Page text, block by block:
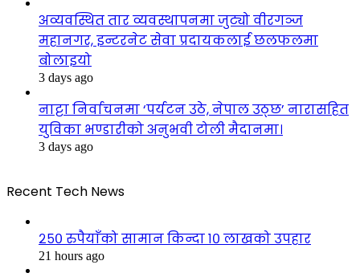
अव्यवस्थित तार व्यवस्थापनमा जुट्यो वीरगञ्ज
महानगर, इन्टरनेट सेवा प्रदायकलाई छलफलमा
बोलाइयो
3 days ago
नाट्टा निर्वाचनमा ‘पर्यटन उठे, नेपाल उठ्छ’ नारासहित
युविका भण्डारीको अनुभवी टोली मैदानमा।
3 days ago
Recent Tech News
२५० रुपैयाँको सामान किन्दा १० लाखको उपहार
21 hours ago